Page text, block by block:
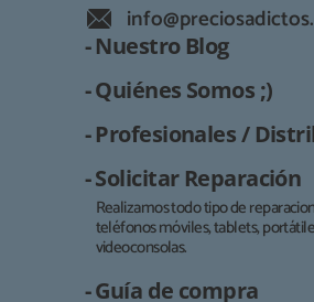
- Nuestro Blog
- Quiénes Somos ;)
- Profesionales /
- Solicitar Reparación
Realizamos todo tipo de
teléfonos móviles, tablets,
videoconsolas.
- Guía de compra
Responsable:
Finalidad: